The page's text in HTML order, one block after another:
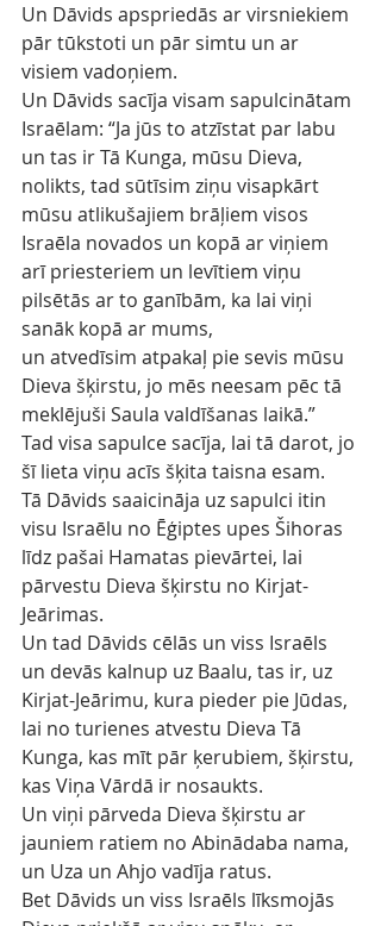
Un Dāvids apspriedās ar virsniekiem
pār tūkstoti un pār simtu un ar
visiem vadoņiem.
Un Dāvids sacīja visam sapulcinātam
Israēlam: “Ja jūs to atzīstat par labu
un tas ir Tā Kunga, mūsu Dieva,
nolikts, tad sūtīsim ziņu visapkārt
mūsu atlikušajiem brāļiem visos
Israēla novados un kopā ar viņiem
arī priesteriem un levītiem viņu
pilsētās ar to ganībām, ka lai viņi
sanāk kopā ar mums,
un atvedīsim atpakaļ pie sevis mūsu
Dieva šķirstu, jo mēs neesam pēc tā
meklējuši Saula valdīšanas laikā.”
Tad visa sapulce sacīja, lai tā darot, jo
šī lieta viņu acīs šķita taisna esam.
Tā Dāvids saaicināja uz sapulci itin
visu Israēlu no Ēģiptes upes Šihoras
līdz pašai Hamatas pievārtei, lai
pārvestu Dieva šķirstu no Kirjat-
Jeārimas.
Un tad Dāvids cēlās un viss Israēls
un devās kalnup uz Baalu, tas ir, uz
Kirjat-Jeārimu, kura pieder pie Jūdas,
lai no turienes atvestu Dieva Tā
Kunga, kas mīt pār ķerubiem, šķirstu,
kas Viņa Vārdā ir nosaukts.
Un viņi pārveda Dieva šķirstu ar
jauniem ratiem no Abinādaba nama,
un Uza un Ahjo vadīja ratus.
Bet Dāvids un viss Israēls līksmojās